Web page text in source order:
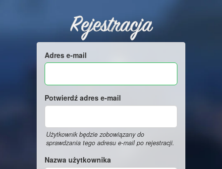
Rejestracja
Adres e-mail
Potwierdź adres e-mail
Użytkownik będzie zobowiązany do
sprawdzania tego adresu e-mail po rejestracji.
Nazwa użytkownika